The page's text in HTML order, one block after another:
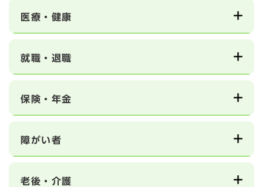
医療・健康
就職・退職
保険・年金
障がい者
老後・介護